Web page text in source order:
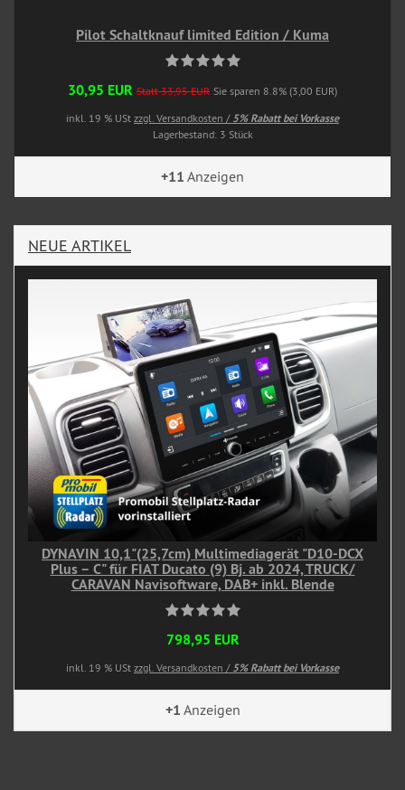
Pilot Schaltknauf limited Edition / Kuma
30,95 EUR Statt 33,95 EUR Sie sparen 8.8% (3,00 EUR)
inkl. 19 % USt zzgl. Versandkosten / 5% Rabatt bei Vorkasse
Lagerbestand: 3 Stück
+11 Anzeigen
NEUE ARTIKEL
DYNAVIN 10,1"(25,7cm) Multimediagerät "D10-DCX
Plus – C" für FIAT Ducato (9) Bj. ab 2024, TRUCK/
CARAVAN Navisoftware, DAB+ inkl. Blende
798,95 EUR
inkl. 19 % USt zzgl. Versandkosten / 5% Rabatt bei Vorkasse
+1 Anzeigen